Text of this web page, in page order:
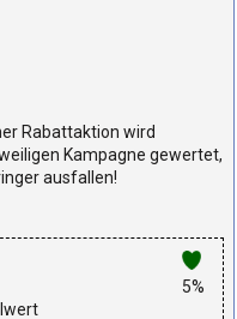
Rabattaktion wird
Kampagne gewertet,
ausfallen!
5%